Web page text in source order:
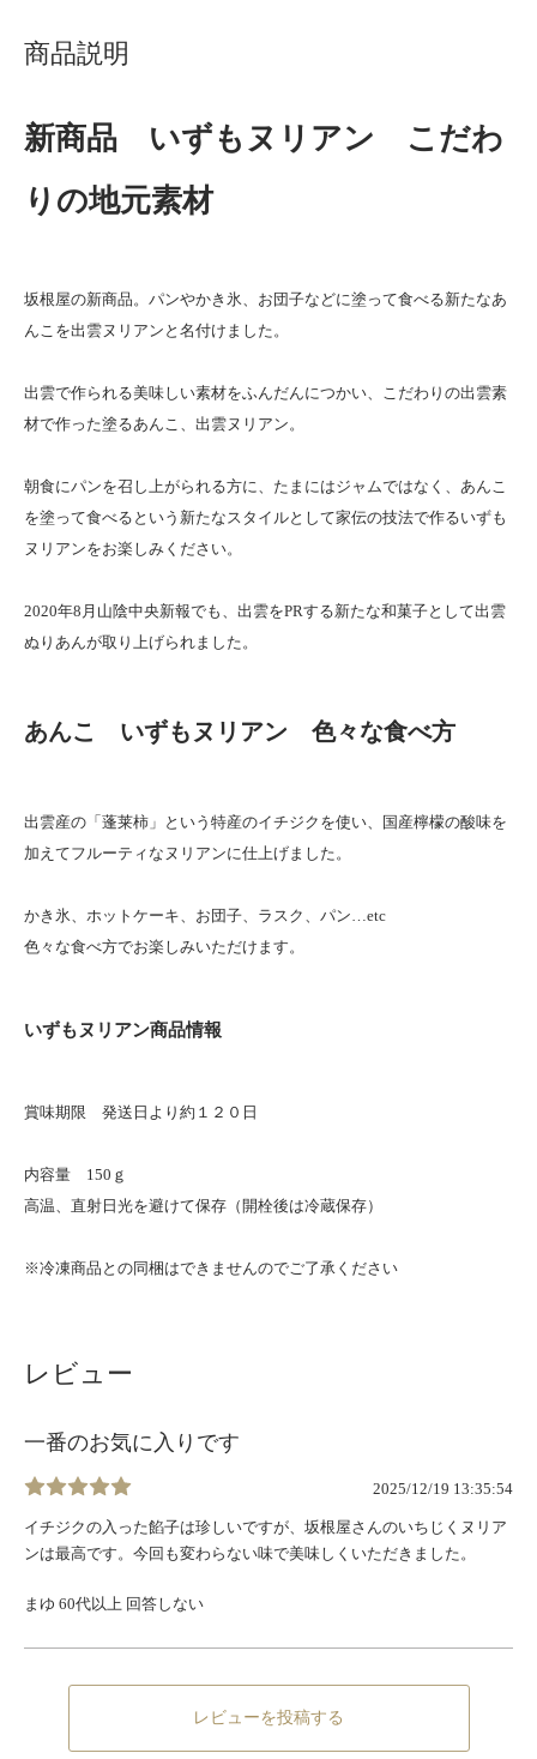
商品説明
新商品 いずもヌリアン こだわ
りの地元素材
坂根屋の新商品。パンやかき氷、お団子などに塗って食べる新たなあ
んこを出雲ヌリアンと名付けました。
出雲で作られる美味しい素材をふんだんにつかい、こだわりの出雲素
材で作った塗るあんこ、出雲ヌリアン。
朝食にパンを召し上がられる方に、たまにはジャムではなく、あんこ
を塗って食べるという新たなスタイルとして家伝の技法で作るいずも
ヌリアンをお楽しみください。
2020年8月山陰中央新報でも、出雲をPRする新たな和菓子として出雲
ぬりあんが取り上げられました。
あんこ いずもヌリアン 色々な食べ方
出雲産の「蓬莱柿」という特産のイチジクを使い、国産檸檬の酸味を
加えてフルーティなヌリアンに仕上げました。
かき氷、ホットケーキ、お団子、ラスク、パン…etc
色々な食べ方でお楽しみいただけます。
いずもヌリアン商品情報
賞味期限 発送日より約１２０日
内容量 150ｇ
高温、直射日光を避けて保存（開栓後は冷蔵保存）
※冷凍商品との同梱はできませんのでご了承ください
レビュー
一番のお気に入りです
2025/12/19 13:35:54
イチジクの入った餡子は珍しいですが、坂根屋さんのいちじくヌリア
ンは最高です。今回も変わらない味で美味しくいただきました。
まゆ 60代以上 回答しない
レビューを投稿する